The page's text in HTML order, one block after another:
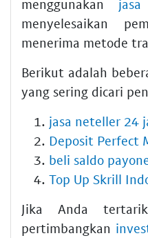
menggunakan
menyelesaikan
menerima metode
Berikut adalah
yang sering dicari
jasa neteller 24
Deposit Perfect
beli saldo
Top Up Skrill
Jika Anda
pertimbangkan